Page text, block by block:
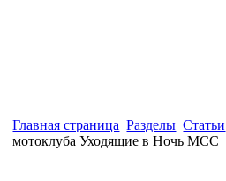
Главная страница Разделы Статьи
мотоклуба Уходящие в Ночь МСС